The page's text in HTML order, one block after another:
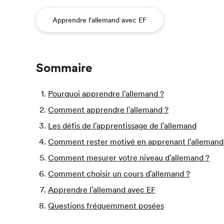
Apprendre l'allemand avec EF
Sommaire
Pourquoi apprendre l'allemand ?
Comment apprendre l'allemand ?
Les défis de l'apprentissage de l'allemand
Comment rester motivé en apprenant
Comment mesurer votre niveau d'allemand ?
Comment choisir un cours d'allemand ?
Apprendre l'allemand avec EF
Questions fréquemment posées